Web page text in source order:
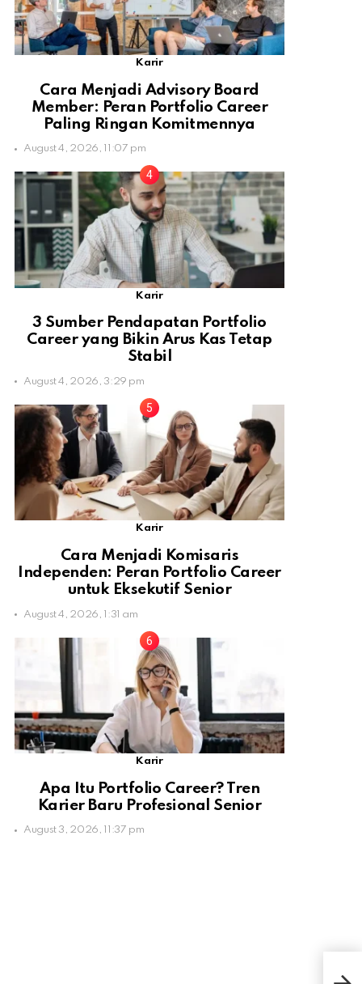
Karir
Cara Menjadi Advisory Board
Member: Peran Portfolio Career
Paling Ringan Komitmennya
August 4, 2026, 11:07 pm
Karir
3 Sumber Pendapatan Portfolio
Career yang Bikin Arus Kas Tetap
Stabil
August 4, 2026, 3:29 pm
Karir
Cara Menjadi Komisaris
Independen: Peran Portfolio Career
untuk Eksekutif Senior
August 4, 2026, 1:31 am
Karir
Apa Itu Portfolio Career? Tren
Karier Baru Profesional Senior
August 3, 2026, 11:37 pm